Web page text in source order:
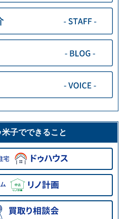
子でできること